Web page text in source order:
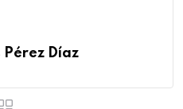
Pérez Díaz